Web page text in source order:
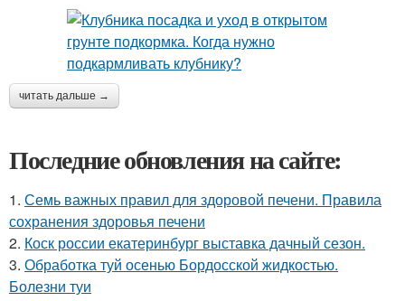
читать дальше →
Последние обновления на сайте:
1. Семь важных правил для здоровой печени. Правила
сохранения здоровья печени
2. Коск россии екатеринбург выставка дачный сезон.
3. Обработка туй осенью Бордосской жидкостью.
Болезни туи